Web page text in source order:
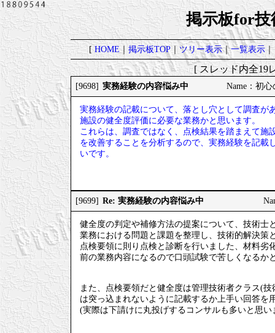
掲示板for技
[HOME｜掲示板TOP｜ツリー表示｜一覧表示｜
[ スレッド内全
[9698] 実務経験の内容悩み中 Name：初
実務経験の記載について、落とし穴として調査が
施設の健全度評価に必要な業務かと思います。
これらは、調査ではなく、点検結果を踏まえて
を改善することを分析するので、実務経験を記
いです。
[9699] Re: 実務経験の内容悩み中
健全度の判定や補修方法の提案について、技術士
業務における問題と課題を整理し、技術的解決策
点検要領に則り点検と診断を行いました、材料
前の業務内容になるので口頭試験で苦しくなるか
また、点検要領だと健全度は管理技術者クラス(
は突っ込まれないように記載するか上手い回答を
(実際は下請けに丸投げするコンサルも多いと思